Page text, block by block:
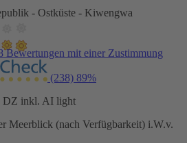
- Ostküste - Kiwengwa
Bewertungen mit einer Zustimmung
(238) 89%
DZ inkl. AI light
Meerblick (nach Verfügbarkeit) i.W.v.